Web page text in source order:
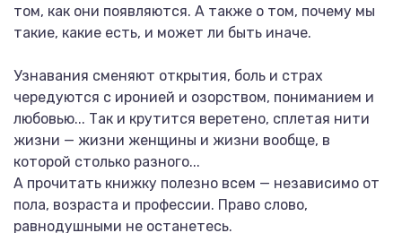
том, как они появляются. А также о том, почему мы
такие, какие есть, и может ли быть иначе.
Узнавания сменяют открытия, боль и страх
чередуются с иронией и озорством, пониманием и
любовью... Так и крутится веретено, сплетая нити
жизни — жизни женщины и жизни вообще, в
которой столько разного...
А прочитать книжку полезно всем — независимо от
пола, возраста и профессии. Право слово,
равнодушными не останетесь.